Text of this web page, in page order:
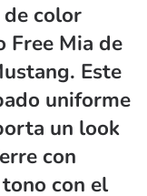
color
Free Mia de
Este
uniforme
un look
con
con el